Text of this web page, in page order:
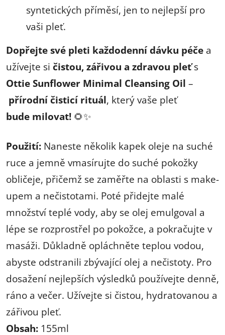
syntetických příměsí, jen to nejlepší pro
vaši pleť.
Dopřejte své pleti každodenní dávku péče a
užívejte si čistou, zářivou a zdravou pleťs
Ottie Sunflower Minimal Cleansing Oil –
přírodní čisticí rituál, který vaše pleť
bude milovat! 🌻✨
Použití: Naneste několik kapek oleje na suché
ruce a jemně vmasírujte do suché pokožky
obličeje, přičemž se zaměřte na oblasti s make-
upem a nečistotami. Poté přidejte malé
množství teplé vody, aby se olej emulgoval a
lépe se rozprostřel po pokožce, a pokračujte v
masáži. Důkladně opláchněte teplou vodou,
abyste odstranili zbývající olej a nečistoty. Pro
dosažení nejlepších výsledků používejte denně,
ráno a večer. Užívejte si čistou, hydratovanou a
zářivou pleť.
Obsah: 155ml